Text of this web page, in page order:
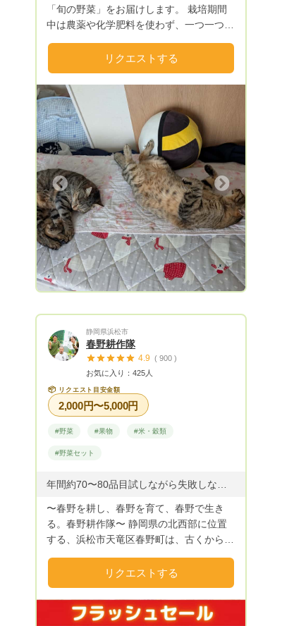
「旬の野菜」をお届けします。 栽培期間
中は農薬や化学肥料を使わず、一つ一つ大
こっとお手伝い させていただきます
m(__)m 送料は別となりますのでご理解よ
ろしく お願いいたしますm(_ _)m 送料込
みもどうぞお気軽にご相談くださいませ
m(_ _)m
リクエストする
Next
静岡県浜松市
春野耕作隊
4.9 ( 900 )
お気に入り：425人
📦 リクエスト目安金額
2,000円〜5,000円
#野菜 #果物 #米・穀類
#野菜セット
〜春野を耕し、春野を育て、春野で生き
る。春野耕作隊〜 静岡県の北西部に位置
する、浜松市天竜区春野町は、古くから銘
し、近年の農業者の減少、高齢化の影響を
受け、多くの田畑が耕作放棄地となってき
ました。 そこで、春野町出身の若手農家
と、浜松市内の大学サークルLA-VoCと協
リクエストする